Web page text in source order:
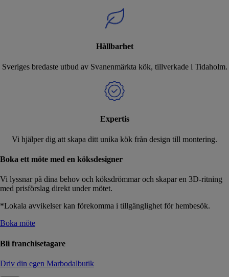
Hållbarhet
Sveriges bredaste utbud av Svanenmärkta kök, tillverkade i Tidaholm.
Expertis
Vi hjälper dig att skapa ditt unika kök från design till montering.
Boka ett möte med en köksdesigner
Vi lyssnar på dina behov och köksdrömmar och skapar en 3D-ritning
med prisförslag direkt under mötet.
*Lokala avvikelser kan förekomma i tillgänglighet för hembesök.
Boka möte
Bli franchisetagare
Driv din egen Marbodalbutik